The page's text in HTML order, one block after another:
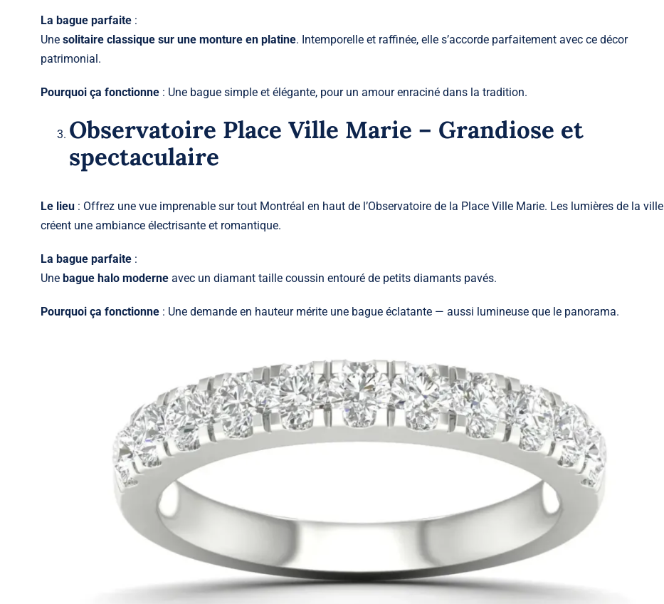
La bague parfaite:
Une solitaire classique sur une monture en platine. Intemporelle et raffinée, elle s’accorde parfaitement avec ce décor
patrimonial.
Pourquoi ça fonctionne: Une bague simple et élégante, pour un amour enraciné dans la tradition.
Observatoire Place Ville Marie – Grandiose et
spectaculaire
Le lieu: Offrez une vue imprenable sur tout Montréal en haut de l’Observatoire de la Place Ville Marie. Les lumières de la ville
créent une ambiance électrisante et romantique.
La bague parfaite:
Une bague halo moderneavec un diamant taille coussin entouré de petits diamants pavés.
Pourquoi ça fonctionne: Une demande en hauteur mérite une bague éclatante — aussi lumineuse que le panorama.